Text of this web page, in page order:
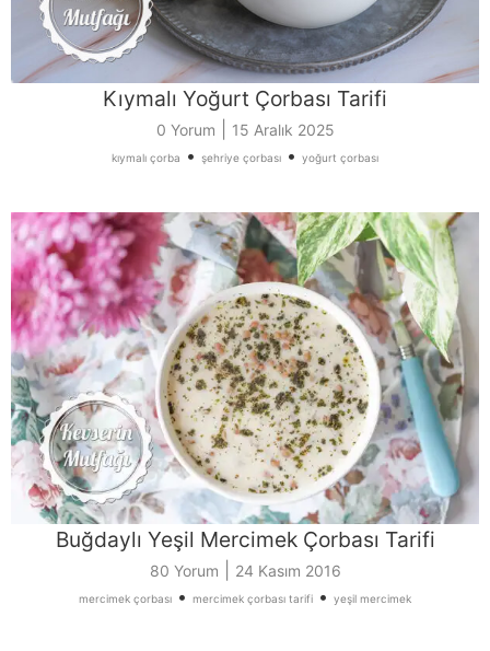
Kıymalı Yoğurt Çorbası Tarifi
0 Yorum 15 Aralık 2025
kıymalı çorba • şehriye çorbası • yoğurt çorbası
Buğdaylı Yeşil Mercimek Çorbası Tarifi
80 Yorum 24 Kasım 2016
mercimek çorbası • mercimek çorbası tarifi • yeşil mercimek